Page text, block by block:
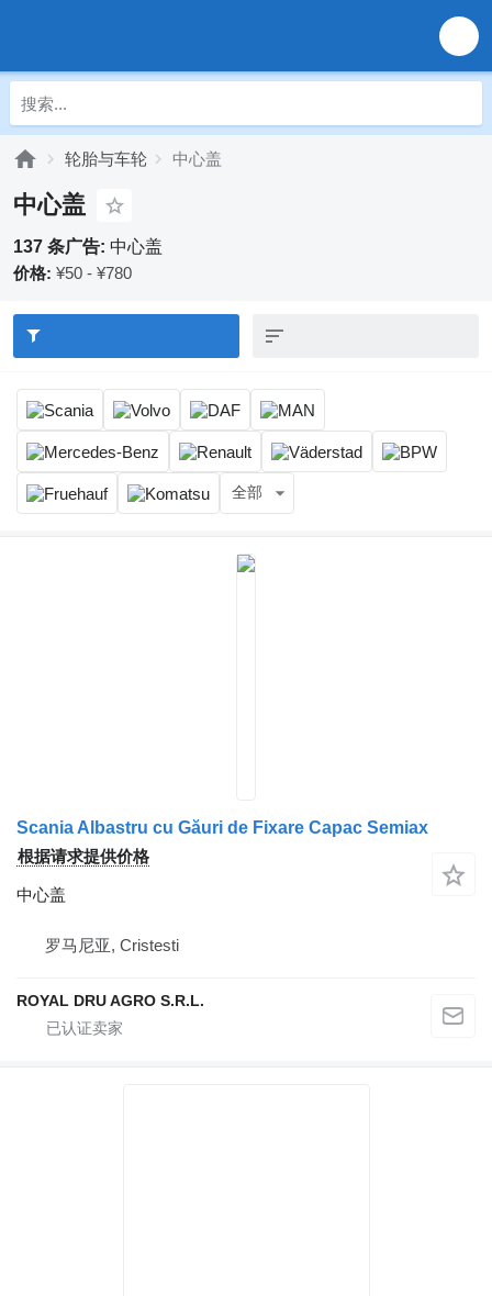
轮胎与车轮 中心盖
中心盖
137 条广告: 中心盖
价格: ¥50 - ¥780
全部
Scania Albastru cu Găuri de Fixare Capac Semiax
根据请求提供价格
中心盖
罗马尼亚, Cristesti
ROYAL DRU AGRO S.R.L.